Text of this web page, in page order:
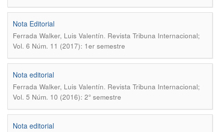
Nota Editorial
Ferrada Walker, Luis Valentín. Revista Tribuna Internacional;
Vol. 6 Núm. 11 (2017): 1er semestre
Nota editorial
Ferrada Walker, Luis Valentín. Revista Tribuna Internacional;
Vol. 5 Núm. 10 (2016): 2° semestre
Nota editorial